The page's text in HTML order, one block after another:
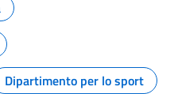
Dipartimento per lo sport